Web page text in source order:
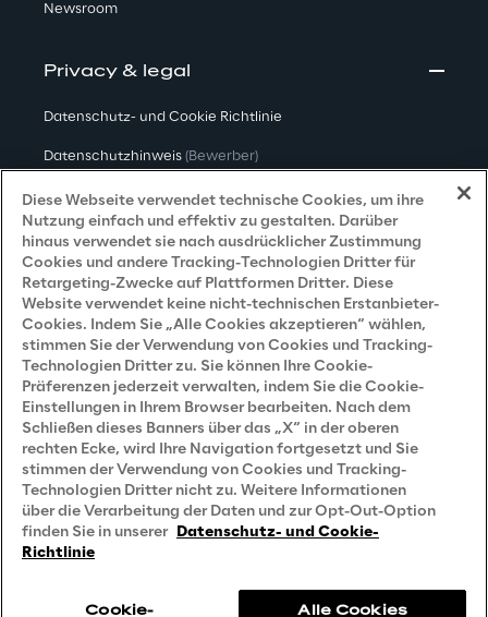
Newsroom
Privacy & legal
Datenschutz- und Cookie Richtlinie
Datenschutzhinweis (Bewerber)
Datenschutzhinweis(Kunden)
Datenschutzhinweis (Dienstleister)
Datenschutzhinweis (Marketing)
Grundsatzerklärung - LKSG(Deutschland)
Accessibility Statement
Careers
Contacts
Diese Webseite verwendet technische Cookies, um ihre
Nutzung einfach und effektiv zu gestalten. Darüber
hinaus verwendet sie nach ausdrücklicher Zustimmung
Cookies und andere Tracking-Technologien Dritter für
Retargeting-Zwecke auf Plattformen Dritter. Diese
Website verwendet keine nicht-technischen Erstanbieter-
Cookies. Indem Sie „Alle Cookies akzeptieren“ wählen,
stimmen Sie der Verwendung von Cookies und Tracking-
Technologien Dritter zu. Sie können Ihre Cookie-
Präferenzen jederzeit verwalten, indem Sie die Cookie-
Einstellungen in Ihrem Browser bearbeiten. Nach dem
Schließen dieses Banners über das „X“ in der oberen
rechten Ecke, wird Ihre Navigation fortgesetzt und Sie
stimmen der Verwendung von Cookies und Tracking-
Technologien Dritter nicht zu. Weitere Informationen
über die Verarbeitung der Daten und zur Opt-Out-Option
finden Sie in unserer Datenschutz- und Cookie-
Richtlinie
Cookie- Alle Cookies